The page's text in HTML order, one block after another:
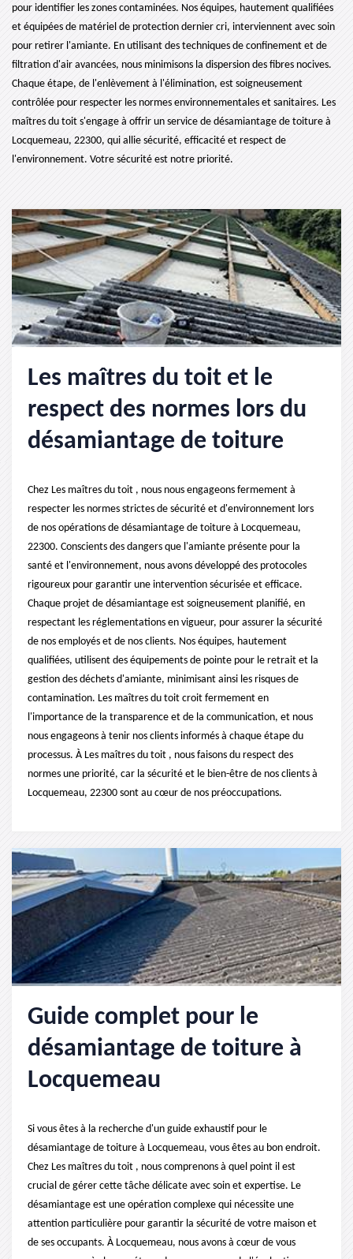
pour identifier les zones contaminées. Nos équipes, hautement qualifiées
et équipées de matériel de protection dernier cri, interviennent avec soin
pour retirer l'amiante. En utilisant des techniques de confinement et de
filtration d'air avancées, nous minimisons la dispersion des fibres nocives.
Chaque étape, de l'enlèvement à l'élimination, est soigneusement
contrôlée pour respecter les normes environnementales et sanitaires. Les
maîtres du toit s'engage à offrir un service de désamiantage de toiture à
Locquemeau, 22300, qui allie sécurité, efficacité et respect de
l'environnement. Votre sécurité est notre priorité.
Les maîtres du toit et le
respect des normes lors du
désamiantage de toiture
Chez Les maîtres du toit , nous nous engageons fermement à
respecter les normes strictes de sécurité et d'environnement lors
de nos opérations de désamiantage de toiture à Locquemeau,
22300. Conscients des dangers que l'amiante présente pour la
santé et l'environnement, nous avons développé des protocoles
rigoureux pour garantir une intervention sécurisée et efficace.
Chaque projet de désamiantage est soigneusement planifié, en
respectant les réglementations en vigueur, pour assurer la sécurité
de nos employés et de nos clients. Nos équipes, hautement
qualifiées, utilisent des équipements de pointe pour le retrait et la
gestion des déchets d'amiante, minimisant ainsi les risques de
contamination. Les maîtres du toit croit fermement en
l'importance de la transparence et de la communication, et nous
nous engageons à tenir nos clients informés à chaque étape du
processus. À Les maîtres du toit , nous faisons du respect des
normes une priorité, car la sécurité et le bien-être de nos clients à
Locquemeau, 22300 sont au cœur de nos préoccupations.
Guide complet pour le
désamiantage de toiture à
Locquemeau
Si vous êtes à la recherche d'un guide exhaustif pour le
désamiantage de toiture à Locquemeau, vous êtes au bon endroit.
Chez Les maîtres du toit , nous comprenons à quel point il est
crucial de gérer cette tâche délicate avec soin et expertise. Le
désamiantage est une opération complexe qui nécessite une
attention particulière pour garantir la sécurité de votre maison et
de ses occupants. À Locquemeau, nous avons à cœur de vous